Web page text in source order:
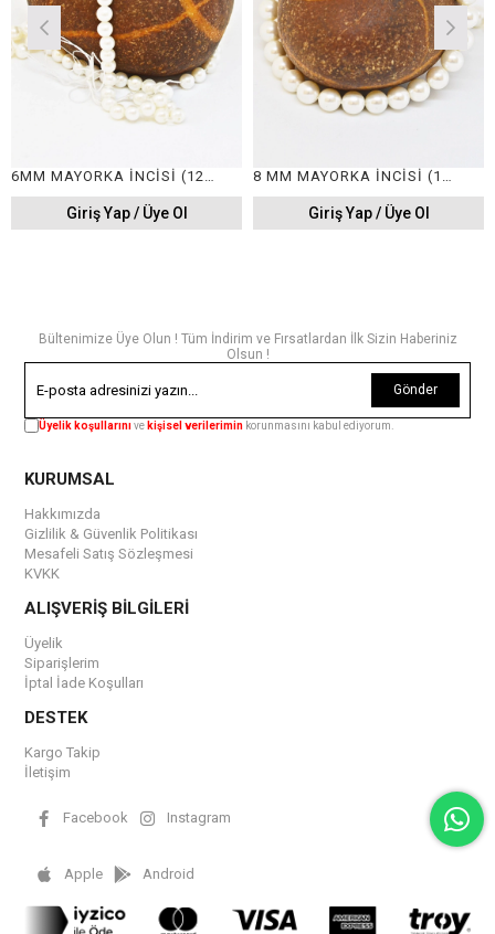
Giriş Yap / Üye Ol Giriş Yap / Üye Ol
Bültenimize Üye Olun ! Tüm İndirim ve Fırsatlardan İlk Sizin Haberiniz
Olsun !
Gönder
Üyelik koşullarınıve kişisel verilerimin korunmasını kabul ediyorum.
KURUMSAL
Hakkımızda
Gizlilik & Güvenlik Politikası
Mesafeli Satış Sözleşmesi
KVKK
ALIŞVERİŞ BİLGİLERİ
Üyelik
Siparişlerim
İptal İade Koşulları
DESTEK
Kargo Takip
İletişim
Facebook Instagram
Apple Android